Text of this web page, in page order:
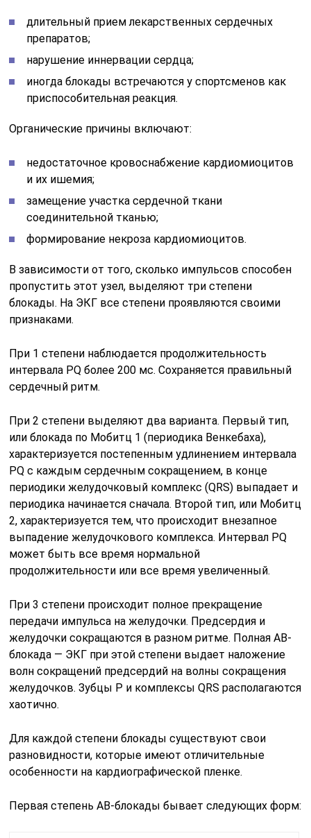
длительный прием лекарственных сердечных
препаратов;
нарушение иннервации сердца;
иногда блокады встречаются у спортсменов как
приспособительная реакция.
Органические причины включают:
недостаточное кровоснабжение кардиомиоцитов
и их ишемия;
замещение участка сердечной ткани
соединительной тканью;
формирование некроза кардиомиоцитов.
В зависимости от того, сколько импульсов способен
пропустить этот узел, выделяют три степени
блокады. На ЭКГ все степени проявляются своими
признаками.
При 1 степени наблюдается продолжительность
интервала PQ более 200 мс. Сохраняется правильный
сердечный ритм.
При 2 степени выделяют два варианта. Первый тип,
или блокада по Мобитц 1 (периодика Венкебаха),
характеризуется постепенным удлинением интервала
PQ с каждым сердечным сокращением, в конце
периодики желудочковый комплекс (QRS) выпадает и
периодика начинается сначала. Второй тип, или Мобитц
2, характеризуется тем, что происходит внезапное
выпадение желудочкового комплекса. Интервал PQ
может быть все время нормальной
продолжительности или все время увеличенный.
При 3 степени происходит полное прекращение
передачи импульса на желудочки. Предсердия и
желудочки сокращаются в разном ритме. Полная АВ-
блокада — ЭКГ при этой степени выдает наложение
волн сокращений предсердий на волны сокращения
желудочков. Зубцы P и комплексы QRS располагаются
хаотично.
Для каждой степени блокады существуют свои
разновидности, которые имеют отличительные
особенности на кардиографической пленке.
Первая степень АВ-блокады бывает следующих форм: